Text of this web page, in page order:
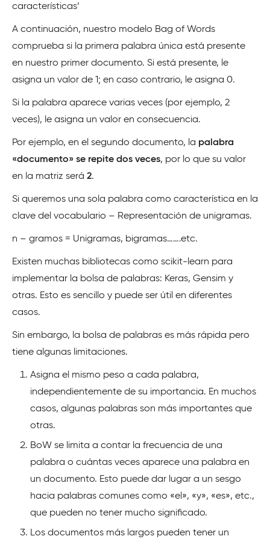
características’
A continuación, nuestro modelo Bag of Words
comprueba si la primera palabra única está presente
en nuestro primer documento. Si está presente, le
asigna un valor de 1; en caso contrario, le asigna 0.
Si la palabra aparece varias veces (por ejemplo, 2
veces), le asigna un valor en consecuencia.
Por ejemplo, en el segundo documento, la palabra
«documento» se repite dos veces, por lo que su valor
en la matriz será 2.
Si queremos una sola palabra como característica en la
clave del vocabulario – Representación de unigramas.
n – gramos = Unigramas, bigramas…….etc.
Existen muchas bibliotecas como scikit-learn para
implementar la bolsa de palabras: Keras, Gensim y
otras. Esto es sencillo y puede ser útil en diferentes
casos.
Sin embargo, la bolsa de palabras es más rápida pero
tiene algunas limitaciones.
Asigna el mismo peso a cada palabra,
independientemente de su importancia. En muchos
casos, algunas palabras son más importantes que
otras.
BoW se limita a contar la frecuencia de una
palabra o cuántas veces aparece una palabra en
un documento. Esto puede dar lugar a un sesgo
hacia palabras comunes como «el», «y», «es», etc.,
que pueden no tener mucho significado.
Los documentos más largos pueden tener un